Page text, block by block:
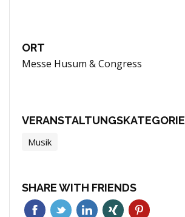
ORT
Messe Husum & Congress
VERANSTALTUNGSKATEGORIE
Musik
SHARE WITH FRIENDS